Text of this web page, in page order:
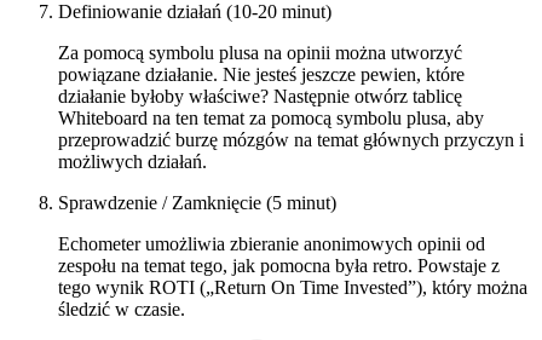
Definiowanie działań (10-20 minut)
Za pomocą symbolu plusa na opinii można utworzyć
powiązane działanie. Nie jesteś jeszcze pewien, które
działanie byłoby właściwe? Następnie otwórz tablicę
Whiteboard na ten temat za pomocą symbolu plusa, aby
przeprowadzić burzę mózgów na temat głównych przyczyn i
możliwych działań.
Sprawdzenie / Zamknięcie (5 minut)
Echometer umożliwia zbieranie anonimowych opinii od
zespołu na temat tego, jak pomocna była retro. Powstaje z
tego wynik ROTI („Return On Time Invested”), który można
śledzić w czasie.